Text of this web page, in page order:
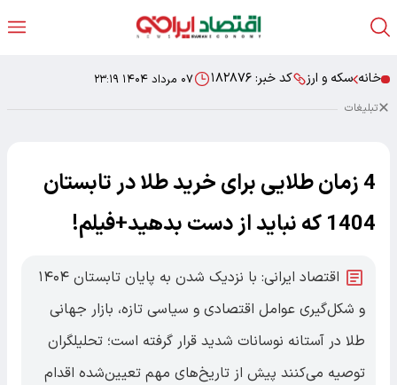
خانه سکه و ارز کد خبر: ۱۸۲۸۷۶ ۰۷ مرداد ۱۴۰۴ ۲۳:۱۹
تبلیغات
4 زمان طلایی برای خرید طلا در تابستان
1404 که نباید از دست بدهید+فیلم!
اقتصاد ایرانی: با نزدیک شدن به پایان تابستان ۱۴۰۴
و شکل‌گیری عوامل اقتصادی و سیاسی تازه، بازار جهانی
طلا در آستانه نوسانات شدید قرار گرفته است؛ تحلیلگران
توصیه می‌کنند پیش از تاریخ‌های مهم تعیین‌شده اقدام